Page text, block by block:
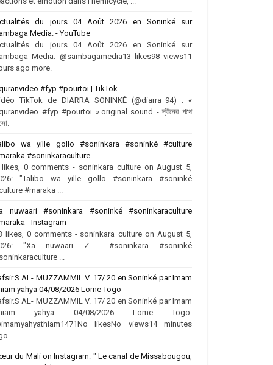
du jours 04 Août 2026 en Soninké sur
Media. - YouTube
du jours 04 Août 2026 en Soninké sur
Media. @sambagamedia13 likes98 views11
ago more.
#fyp #pourtoi | TikTok
TikTok de DIARRA SONINKÉ (@diarra_94) : «
#fyp #pourtoi ».original sound - দ্বীনের পথে
wa yille gollo #soninkara #soninké #culture
#soninkaraculture ...
likes, 0 comments - soninkara_culture on August 5,
"Talibo wa yille gollo #soninkara #soninké
#maraka ...
nuwaari #soninkara #soninké #soninkaraculture
- Instagram
likes, 0 comments - soninkara_culture on August 5,
"Xa nuwaari ✓ #soninkara #soninké
...
AL- MUZZAMMIL V. 17/ 20 en Soninké par Imam
yahya 04/08/2026 Lome Togo
AL- MUZZAMMIL V. 17/ 20 en Soninké par Imam
yahya 04/08/2026 Lome Togo.
likesNo views14 minutes
du Mali on Instagram: " Le canal de Missabougou,